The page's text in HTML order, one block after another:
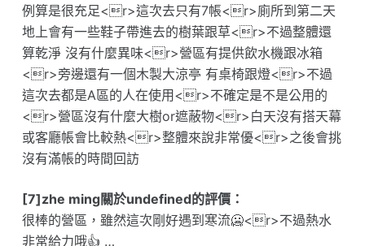
例算是很充足<r>這次去只有7帳<r>廁所到第二天
地上會有一些鞋子帶進去的樹葉跟草<r>不過整體還
算乾淨 沒有什麼異味<r>營區有提供飲水機跟冰箱
<r>旁邊還有一個木製大涼亭 有桌椅跟燈<r>不過
這次去都是A區的人在使用<r>不確定是不是公用的
<r>營區沒有什麼大樹or遮蔽物<r>白天沒有搭天幕
或客廳帳會比較熱<r>整體來說非常優<r>之後會挑
沒有滿帳的時間回訪
[7]zhe ming關於undefined的評價：
很棒的營區，雖然這次剛好遇到寒流🥶<r>不過熱水
非常給力哦👍 …